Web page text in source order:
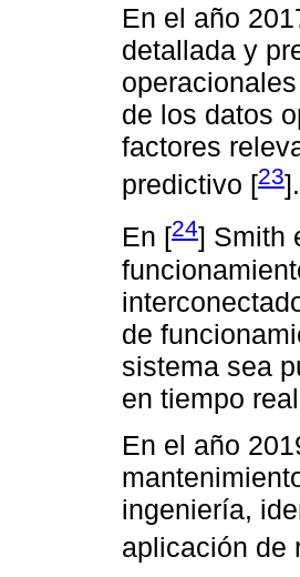
En el año
detallada y
de los datos
factores
predictivo [23].
En [24] Smith
de
sistema sea
en tiempo
En el año
ingeniería,
aplicación de